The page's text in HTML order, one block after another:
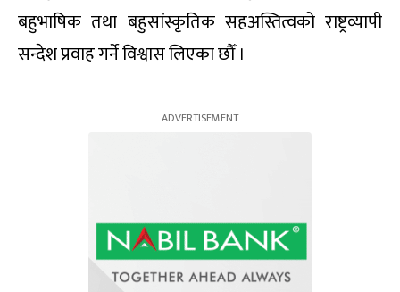
बहुभाषिक तथा बहुसांस्कृतिक सहअस्तित्वको राष्ट्रव्यापी
सन्देश प्रवाह गर्ने विश्वास लिएका छौँ ।